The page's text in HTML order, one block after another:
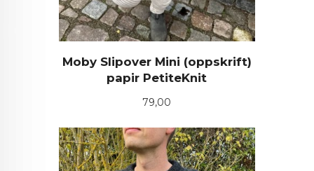
Moby Slipover Mini (oppskrift)
papir PetiteKnit
Pris
79,00